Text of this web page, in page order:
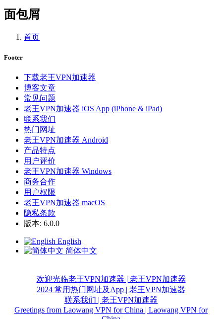
面包屑
首页
Footer
下载老王VPN加速器
博客文章
常见问题
老王VPN加速器 iOS App (iPhone & iPad)
联系我们
热门网址
老王VPN加速器 Android
产品特点
用户评价
老王VPN加速器 Windows
商务合作
用户权限
老王VPN加速器 macOS
隐私条款
版本: 6.0.0
English
简体中文
欢迎光临老王VPN加速器 | 老王VPN加速器
2024 常用热门网址及App | 老王VPN加速器
联系我们 | 老王VPN加速器
Greetings from Laowang VPN for China | Laowang VPN for